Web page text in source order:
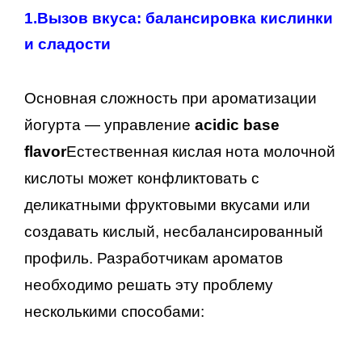
1.Вызов вкуса: балансировка кислинки
и сладости
Основная сложность при ароматизации
йогурта — управление acidic base
flavorЕстественная кислая нота молочной
кислоты может конфликтовать с
деликатными фруктовыми вкусами или
создавать кислый, несбалансированный
профиль. Разработчикам ароматов
необходимо решать эту проблему
несколькими способами: